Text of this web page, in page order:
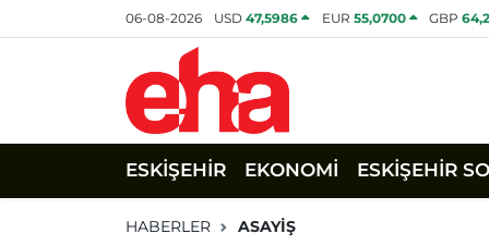
06-08-2026 USD47,5986 EUR 55,0700 GBP
ESKİŞEHİR EKONOMİ ESKİŞEHİR
HABERLER ASAYİŞ